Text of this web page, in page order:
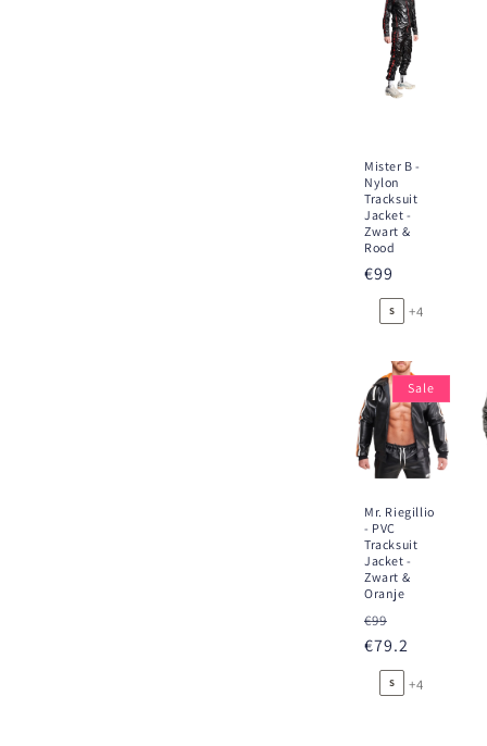
Mister B -
Nylon
Tracksuit
Jacket -
Zwart &
Rood
Normaler
Preis
€99
S +4
Sale
Mr. Riegillio
- PVC
Tracksuit
Jacket -
Zwart &
Oranje
Normaler
Preis
€99
€79.2
S +4